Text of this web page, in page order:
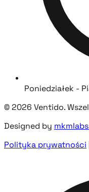
Poniedziałek -
© 2026 Ventido.
Designed by
Polityka prywatności